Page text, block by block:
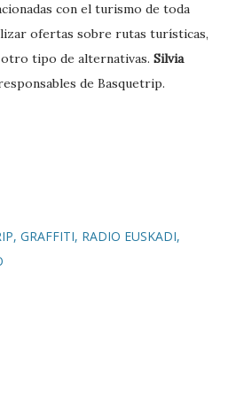
con el turismo de toda
ofertas sobre rutas turísticas,
tipo de alternativas. Silvia
de Basquetrip.
GRAFFITI RADIO EUSKADI